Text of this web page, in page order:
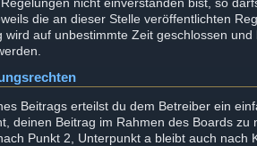
die an dieser Stelle veröffentlichten
wird auf unbestimmte Zeit geschlossen
Beitrags erteilst du dem Betreiber ein
deinen Beitrag im Rahmen des Boards zu
Punkt 2, Unterpunkt a bleibt auch nach